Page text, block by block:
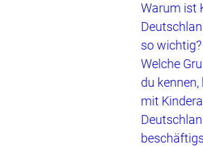
Warum ist
so wichtig?
Welche
du
mit